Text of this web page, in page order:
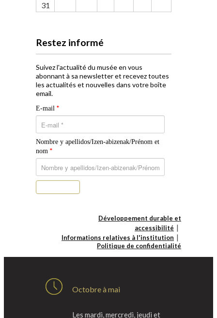
31
Restez informé
Suivez l'actualité du musée en vous
abonnant à sa newsletter et recevez toutes
les actualités et nouvelles dans votre boîte
email.
E-mail *
Nombre y apellidos/Izen-abizenak/Prénom et
nom *
Développement durable et
accessibilité
Informations relatives à l'institution
Politique de confidentialité
Octobre à mai
Les mardi, mercredi, jeudi et